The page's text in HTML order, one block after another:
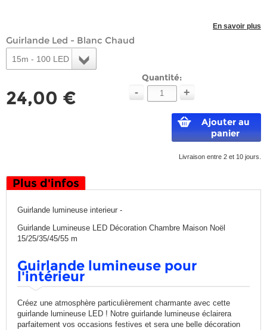
En savoir plus
Guirlande Led - Blanc Chaud
15m - 100 LED
24,00 €
Quantité:
- +
Ajouter au
panier
Livraison entre 2 et 10 jours.
Plus d'infos
Guirlande lumineuse interieur -
Guirlande Lumineuse LED Décoration Chambre Maison Noël
15/25/35/45/55 m
Guirlande lumineuse pour
l'intérieur
Créez une atmosphère particulièrement charmante avec cette
guirlande lumineuse LED ! Notre guirlande lumineuse éclairera
parfaitement vos occasions festives et sera une belle décoration